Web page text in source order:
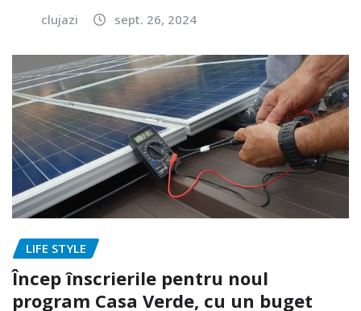
clujazi sept. 26, 2024
LIFE STYLE
Încep înscrierile pentru noul
program Casa Verde, cu un buget